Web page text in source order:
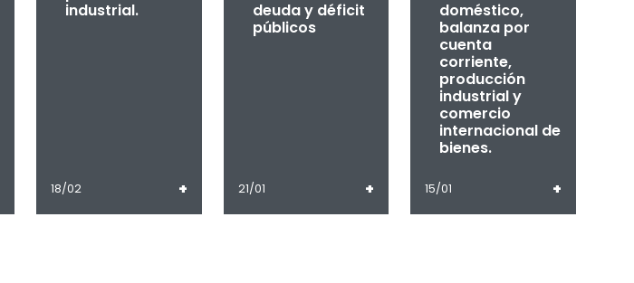
industrial.
18/02 +
deuda y déficit
públicos
21/01 +
doméstico,
balanza por
cuenta
corriente,
producción
industrial y
comercio
internacional de
bienes.
15/01 +